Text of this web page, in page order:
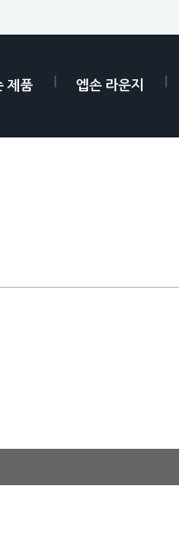
제품 엡손 라운지